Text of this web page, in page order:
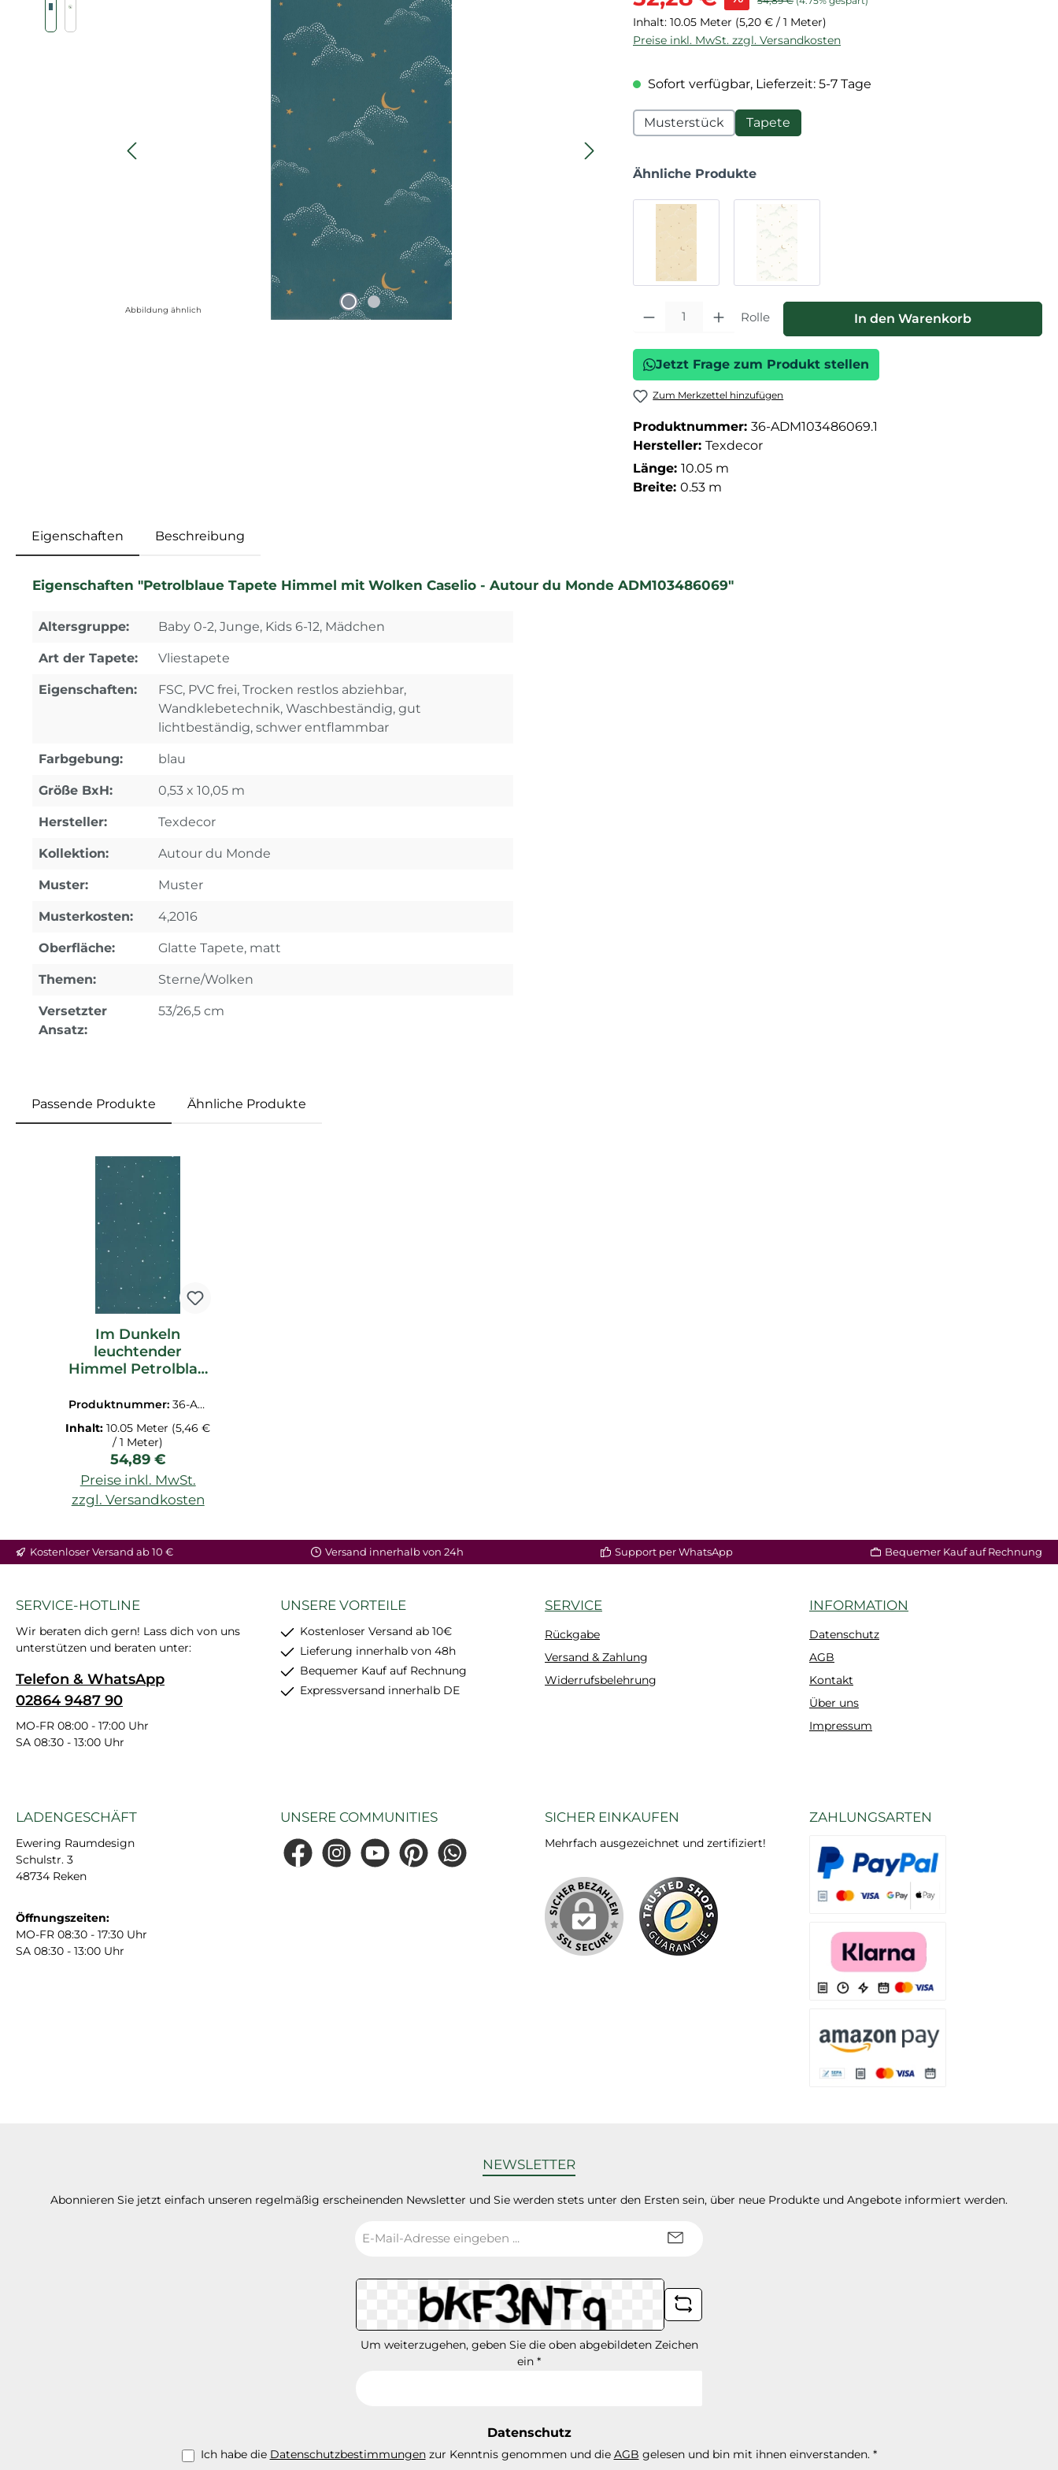
Abbildung ähnlich
Inhalt: 10.05 Meter (5,20 € / 1 Meter)
Preise inkl. MwSt. zzgl. Versandkosten
Sofort verfügbar, Lieferzeit: 5-7 Tage
Musterstück Tapete
Ähnliche Produkte
Produkt Anzahl: Gib den gewünschten Wert ein oder benutze die
Rolle In den Warenkorb
Jetzt Frage zum Produkt stellen
Zum Merkzettel hinzufügen
Produktnummer: 36-ADM103486069.1
Hersteller: Texdecor
Länge: 10.05 m
Breite: 0.53 m
Eigenschaften Beschreibung
Eigenschaften "Petrolblaue Tapete Himmel mit Wolken Caselio - Autour du Monde ADM103486069"
Altersgruppe: Baby 0-2, Junge, Kids 6-12, Mädchen
Art der Tapete: Vliestapete
Eigenschaften:
FSC, PVC frei, Trocken restlos abziehbar,
Wandklebetechnik, Waschbeständig, gut
lichtbeständig, schwer entflammbar
Farbgebung: blau
Größe BxH: 0,53 x 10,05 m
Hersteller: Texdecor
Kollektion: Autour du Monde
Muster: Muster
Musterkosten: 4,2016
Oberfläche: Glatte Tapete, matt
Themen: Sterne/Wolken
Versetzter
Ansatz:
53/26,5 cm
Passende Produkte Ähnliche Produkte
Im Dunkeln
leuchtender
Himmel Petrolblau
Autour du Monde
ADM103476064
Produktnummer:36-AD
M103476064.1M
Inhalt:10.05 Meter (5,46 €
/ 1 Meter)
Regulärer Preis:
54,89 €
Preise inkl. MwSt.
zzgl. Versandkosten
Kostenloser Versand ab 10 € Versand innerhalb von 24h Support per WhatsApp Bequemer Kauf auf Rechnung
SERVICE-HOTLINE
Wir beraten dich gern! Lass dich von uns
unterstützen und beraten unter:
Telefon & WhatsApp
02864 9487 90
MO-FR 08:00 - 17:00 Uhr
SA 08:30 - 13:00 Uhr
UNSERE VORTEILE
Kostenloser Versand ab 10€
Lieferung innerhalb von 48h
Bequemer Kauf auf Rechnung
Expressversand innerhalb DE
SERVICE
Rückgabe
Versand & Zahlung
Widerrufsbelehrung
INFORMATION
Datenschutz
AGB
Kontakt
Über uns
Impressum
LADENGESCHÄFT
Ewering Raumdesign
Schulstr. 3
48734 Reken
Öffnungszeiten:
MO-FR 08:30 - 17:30 Uhr
SA 08:30 - 13:00 Uhr
UNSERE COMMUNITIES
FacebookInstagramYouTubePinterestWhatsApp
SICHER EINKAUFEN
Mehrfach ausgezeichnet und zertifiziert!
ZAHLUNGSARTEN
NEWSLETTER
Abonnieren Sie jetzt einfach unseren regelmäßig erscheinenden Newsletter und Sie werden stets unter den Ersten sein, über neue Produkte und Angebote informiert werden.
Mail-
*
Um weiterzugehen, geben Sie die oben abgebildeten Zeichen
ein *
Datenschutz
Ich habe die Datenschutzbestimmungenzur Kenntnis genommen und die AGB gelesen und bin mit ihnen einverstanden. *